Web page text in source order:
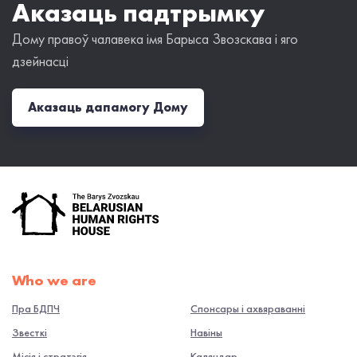
Аказаць падтрымку
Дому правоў чалавека імя Барыса Звозскава і яго
дзейнасці
Аказаць дапамогу Дому
Who we are
Пра БДПЧ
Звесткі
Спонсары і ахвяраванні
Навiны